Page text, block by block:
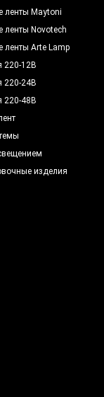
ленты Maytoni
ленты Novotech
ленты Arte Lamp
220-12В
220-24В
220-48В
изделия